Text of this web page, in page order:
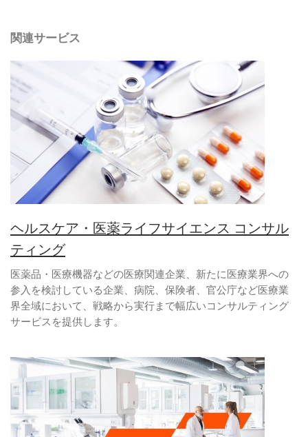
関連サービス
ヘルスケア・医薬ライフサイエンス コンサル
ティング
医薬品・医療機器などの医療関連企業、新たに医療業界への
参入を検討している企業、病院、保険者、官公庁など医療業
界全域において、戦略から実行まで幅広いコンサルティング
サービスを提供します。